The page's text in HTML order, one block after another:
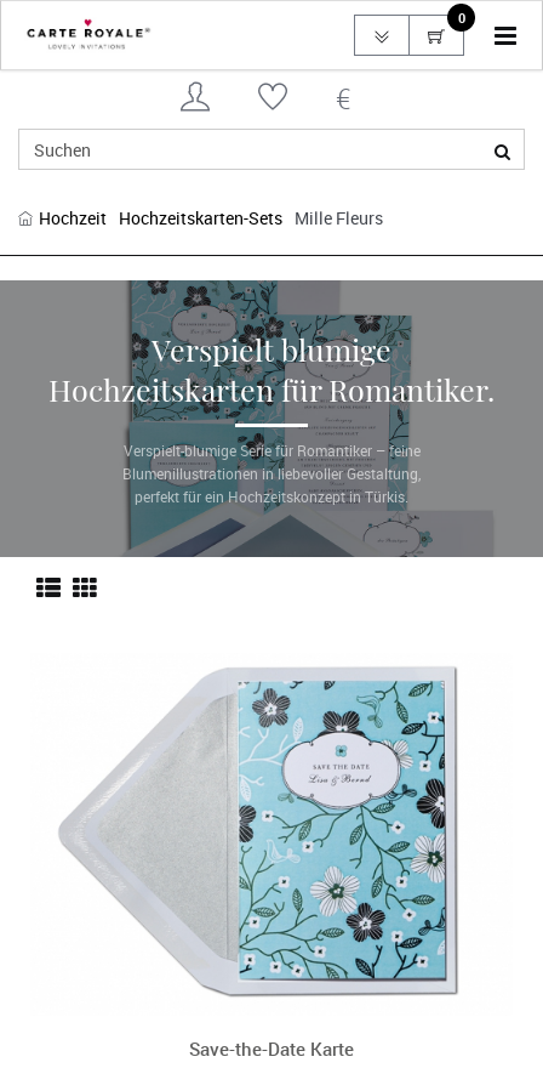
0
Hochzeit Hochzeitskarten-Sets Mille Fleurs
Verspielt blumige
Hochzeitskarten für Romantiker.
Verspielt-blumige Serie für Romantiker – feine
Blumenillustrationen in liebevoller Gestaltung,
perfekt für ein Hochzeitskonzept in Türkis.
Save-the-Date Karte